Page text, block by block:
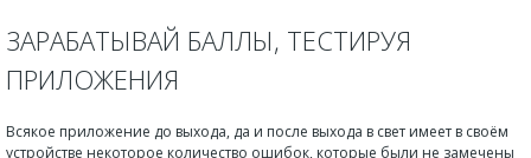
ЗАРАБАТЫВАЙ БАЛЛЫ, ТЕСТИРУЯ
ПРИЛОЖЕНИЯ
Всякое приложение до выхода, да и после выхода в свет имеет в своём
устройстве некоторое количество ошибок, которые были не замечены